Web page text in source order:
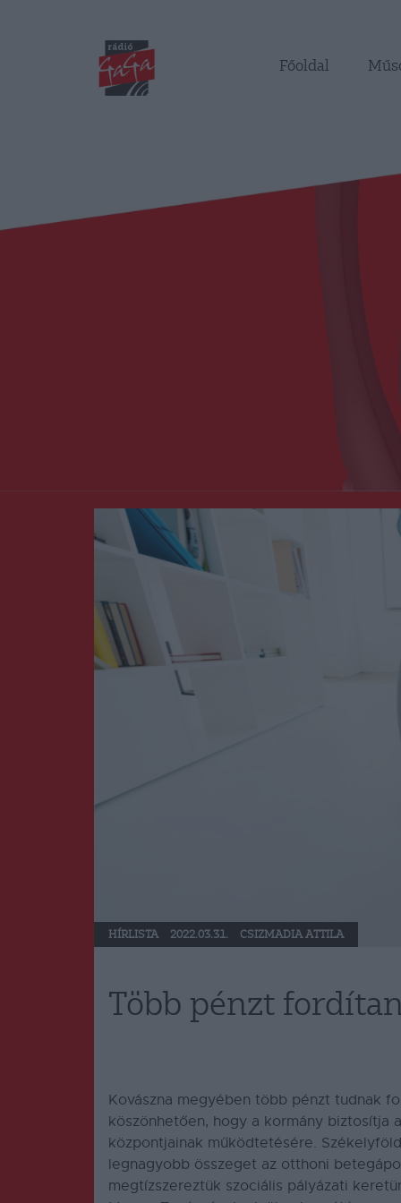
Főoldal
HÍRLISTA 2022.03.31. CSIZMADIA ATTILA
Több pénzt
Kovászna megyében több pénzt tudnak
köszönhetően, hogy a kormány biztosítja
központjainak működtetésére.
legnagyobb összeget az otthoni
megtízszereztük szociális pályázati